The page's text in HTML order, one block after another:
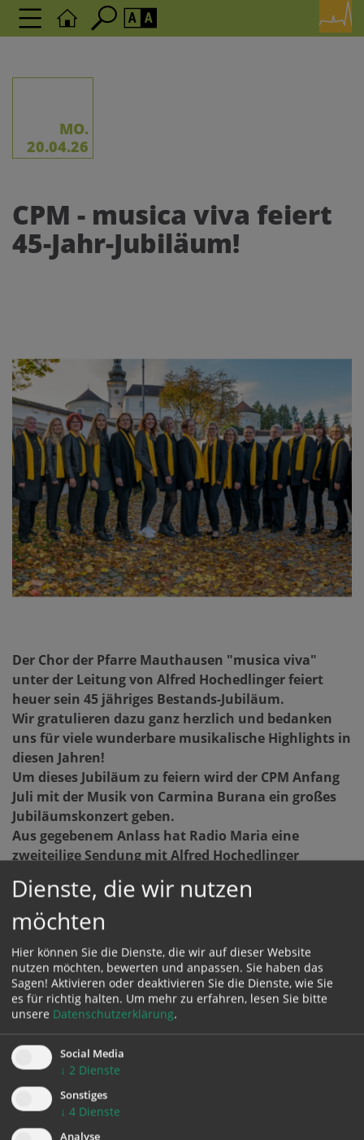
Schriftgröße
AA
A A A A A
MO.
20.04.26
CPM - musica viva feiert
45-Jahr-Jubiläum!
Der Chor der Pfarre Mauthausen "musica viva"
unter der Leitung von Alfred Hochedlinger feiert
heuer sein 45 jähriges Bestands-Jubiläum.
Wir gratulieren dazu ganz herzlich und bedanken
uns für viele wunderbare musikalische Highlights in
diesen Jahren!
Um dieses Jubiläum zu feiern wird der CPM Anfang
Juli mit der Musik von Carmina Burana ein großes
Jubiläumskonzert geben.
Aus gegebenem Anlass hat Radio Maria eine
zweiteilige Sendung mit Alfred Hochedlinger
Diese Sendungen können Sie hier "nachhören":
45 Jahre CPM - Sendung auf Radio Maria - Teil 1
45 Jahre CPM - Sendung auf Radio Maria - Teil 2
Dienste, die wir nutzen
möchten
Hier können Sie die Dienste, die wir auf dieser Website
nutzen möchten, bewerten und anpassen. Sie haben das
Sagen! Aktivieren oder deaktivieren Sie die Dienste, wie Sie
es für richtig halten. Um mehr zu erfahren, lesen Sie bitte
unsere Datenschutzerklärung.
Social Media
↓ 2 Dienste
Sonstiges
↓ 4 Dienste
Analyse